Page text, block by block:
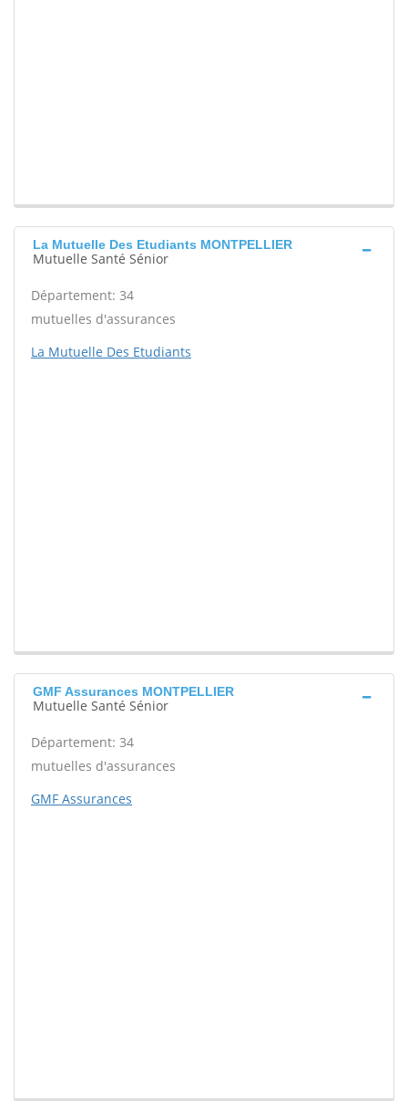
La Mutuelle Des Etudiants MONTPELLIER
Mutuelle Santé Sénior
Département: 34
mutuelles d'assurances
La Mutuelle Des Etudiants
GMF Assurances MONTPELLIER
Mutuelle Santé Sénior
Département: 34
mutuelles d'assurances
GMF Assurances